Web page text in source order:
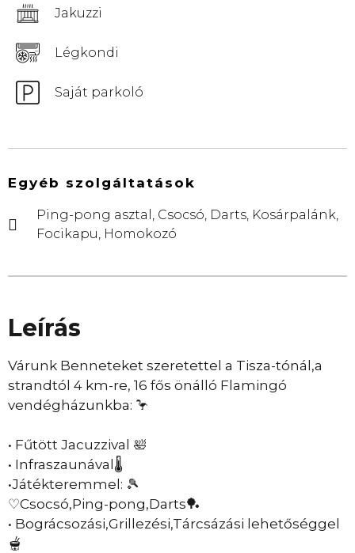
Jakuzzi
Légkondi
Saját parkoló
Egyéb szolgáltatások
Ping-pong asztal, Csocsó, Darts, Kosárpalánk,
Focikapu, Homokozó
Leírás
Várunk Benneteket szeretettel a Tisza-tónál,a
strandtól 4 km-re, 16 fős önálló Flamingó
vendégházunkba: 🦩
• Fűtött Jacuzzival 🛀
• Infraszaunával🌡
•Játékteremmel: 🎾
♡Csocsó,Ping-pong,Darts🏓
• Bográcsozási,Grillezési,Tárcsázási lehetőséggel
🫕